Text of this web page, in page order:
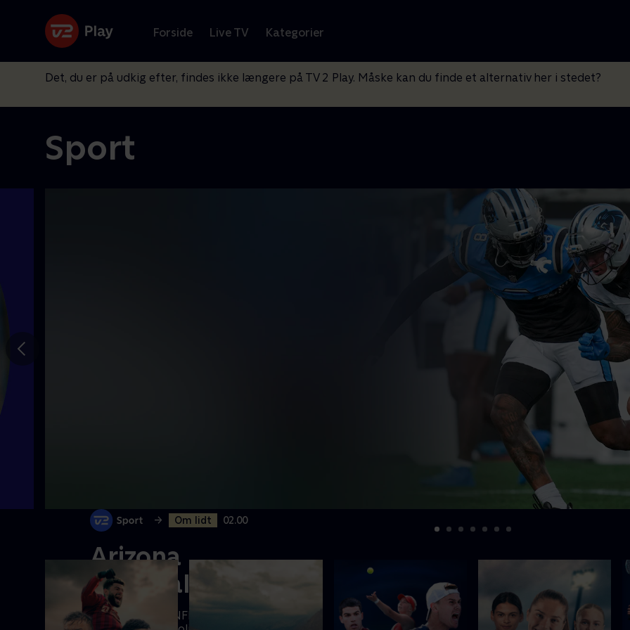
Forside Live TV Kategorier
Det, du er på udkig efter, findes ikke længere på TV 2 Play. Måske kan du finde et alternativ her i stedet?
Sport
-> Om lidt 02.00
Arizona
Cardinals-
Carolina
Se kampen fra NFL mellem Arizona
Gå til